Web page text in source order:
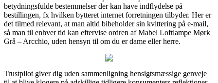
betydningsfulde bestemmelser der kan have indflydelse på
bestillingen, fx hvilken bytteret internet forretningen tilbyder. Her er
det tilmed relevant, at man altid bibeholder sin kvittering på e-mail,
så man til enhver tid kan eftervise ordren af Mabel Loftlampe Mørk
Grå – Arcchio, uden hensyn til om du er dame eller herre.
Trustpilot giver dig uden sammenligning hensigtsmæssige genveje